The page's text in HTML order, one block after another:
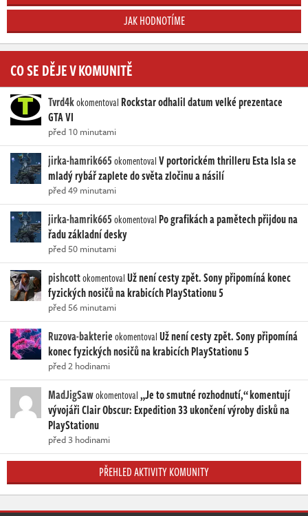
JAK HODNOTÍME
CO SE DĚJE V KOMUNITĚ
Tvrd4kokomentoval Rockstar odhalil datum velké prezentace
GTA VI
před 10 minutami
jirka-hamrik665okomentovalV portorickém thrilleru Esta Isla se
mladý rybář zaplete do světa zločinu a násilí
před 49 minutami
jirka-hamrik665okomentoval Po grafikách a pamětech přijdou na
řadu základní desky
před 50 minutami
pishcottokomentovalUž není cesty zpět. Sony připomíná konec
fyzických nosičů na krabicích PlayStationu 5
před 56 minutami
Ruzova-bakterieokomentovalUž není cesty zpět. Sony připomíná
konec fyzických nosičů na krabicích PlayStationu 5
před 2 hodinami
MadJigSawokomentoval„Je to smutné rozhodnutí,“ komentují
vývojáři Clair Obscur: Expedition 33 ukončení výroby disků na
PlayStationu
před 3 hodinami
PŘEHLED AKTIVITY KOMUNITY